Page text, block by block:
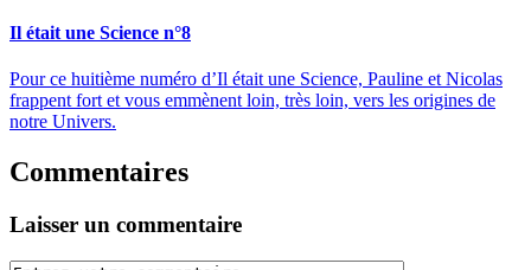
Il était une Science n°8
Pour ce huitième numéro d’Il était une Science, Pauline et Nicolas
frappent fort et vous emmènent loin, très loin, vers les origines de
notre Univers.
Commentaires
Laisser un commentaire